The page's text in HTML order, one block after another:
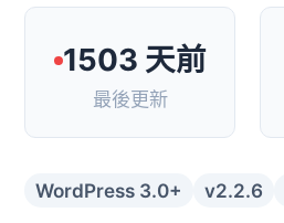
1503 天前
最後更新
WordPress 3.0+ v2.2.6